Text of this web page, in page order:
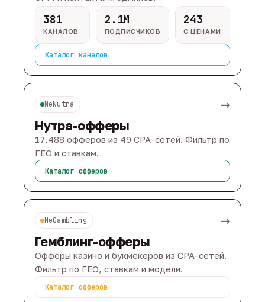
381
КАНАЛОВ
2.1M
ПОДПИСЧИКОВ
243
С ЦЕНАМИ
Каталог каналов
NeNutra →
Нутра-офферы
17,488 офферов из 49 CPA-сетей. Фильтр по
ГЕО и ставкам.
Каталог офферов
NeGambling →
Гемблинг-офферы
Офферы казино и букмекеров из CPA-сетей.
Фильтр по ГЕО, ставкам и модели.
Каталог офферов